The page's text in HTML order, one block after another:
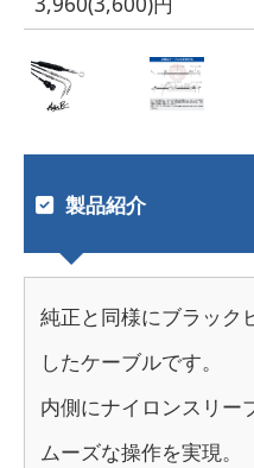
製品紹介
純正と同様にブラック
したケーブルです。
内側にナイロンスリー
ムーズな操作を実現。